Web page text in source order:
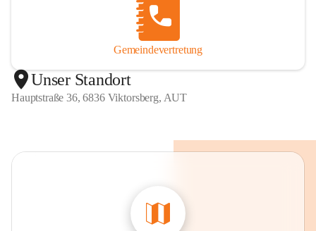
Gemeindevertretung
Unser Standort
Hauptstraße 36, 6836 Viktorsberg, AUT